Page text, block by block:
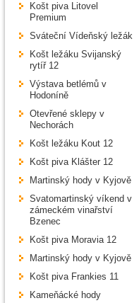
Košt piva Litovel
Premium
Sváteční Vídeňský ležák
Košt ležáku Svijanský
rytíř 12
Výstava betlémů v
Hodoníně
Otevřené sklepy v
Nechorách
Košt ležáku Kout 12
Košt piva Klášter 12
Martinský hody v Kyjově
Svatomartinský víkend v
zámeckém vinařství
Bzenec
Košt piva Moravia 12
Martinský hody v Kyjově
Košt piva Frankies 11
Kameňácké hody